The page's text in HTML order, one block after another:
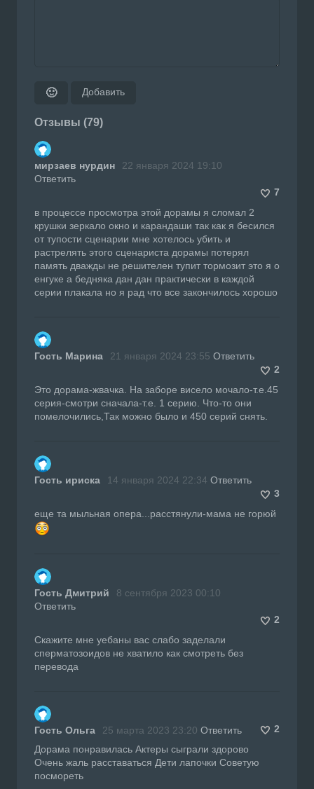
🙂 Добавить
Отзывы (79)
мирзаев нурдин
22 января 2024 19:10
Ответить
7
в процессе просмотра этой дорамы я сломал 2
крушки зеркало окно и карандаши так как я бесился
от тупости сценарии мне хотелось убить и
растрелять этого сценариста дорамы потерял
память дважды не решителен тупит тормозит это я о
енгуке а бедняка дан дан практически в каждой
серии плакала но я рад что все закончилось хорошо
Гость Марина 21 января 2024 23:55 Ответить
2
Это дорама-жвачка. На заборе висело мочало-т.е.45
серия-смотри сначала-т.е. 1 серию. Что-то они
помелочились,Так можно было и 450 серий снять.
Гость ириска 14 января 2024 22:34 Ответить
3
еще та мыльная опера...расстянули-мама не горюй
Гость Дмитрий
8 сентября 2023 00:10
Ответить
2
Скажите мне уебаны вас слабо заделали
сперматозоидов не хватило как смотреть без
перевода
Гость Ольга 25 марта 2023 23:20 Ответить
2
Дорама понравилась Актеры сыграли здорово
Очень жаль расставаться Дети лапочки Советую
посмореть